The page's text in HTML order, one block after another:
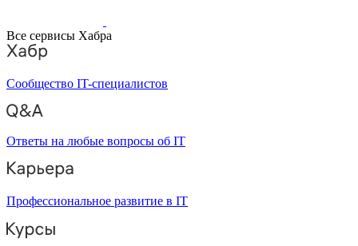
Все сервисы Хабра
Сообщество IT-специалистов
Ответы на любые вопросы об IT
Профессиональное развитие в IT